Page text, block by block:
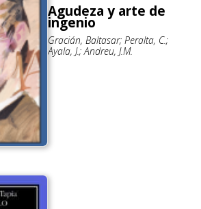
Agudeza y arte de
ingenio
Gracián, Baltasar; Peralta, C.;
Ayala, J.; Andreu, J.M.